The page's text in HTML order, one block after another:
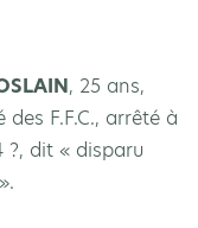
, 25 ans,
F.F.C., arrêté à
?, dit « disparu